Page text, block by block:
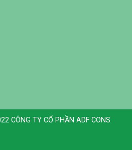
CÔNG TY CỔ PHẦN ADF CONS